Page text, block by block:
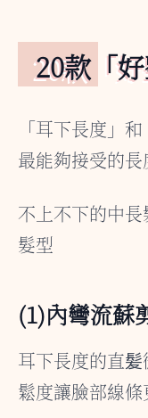
20款「
「耳下長度」
最能夠接受的長
不上不下的中
髮型
(1)內彎流蘇
耳下長度的直
鬆度讓臉部線條